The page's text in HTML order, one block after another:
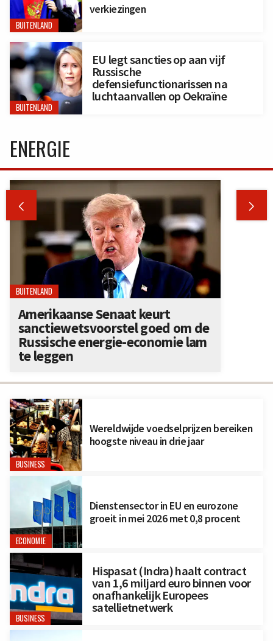
BUITENLAND
verkiezingen
BUITENLAND
EU legt sancties op aan vijf
Russische
defensiefunctionarissen na
luchtaanvallen op Oekraïne
BUSINESS
Wereldwijde voedselprijzen bereiken
hoogste niveau in drie jaar
ECONOMIE
Dienstensector in EU en eurozone
groeit in mei 2026 met 0,8 procent
BUSINESS
Hispasat (Indra) haalt contract
van 1,6 miljard euro binnen voor
onafhankelijk Europees
satellietnetwerk
ENERGIE
 
BUITENLAND
Amerikaanse Senaat keurt
sanctiewetsvoorstel goed om de
Russische energie-economie lam
te leggen